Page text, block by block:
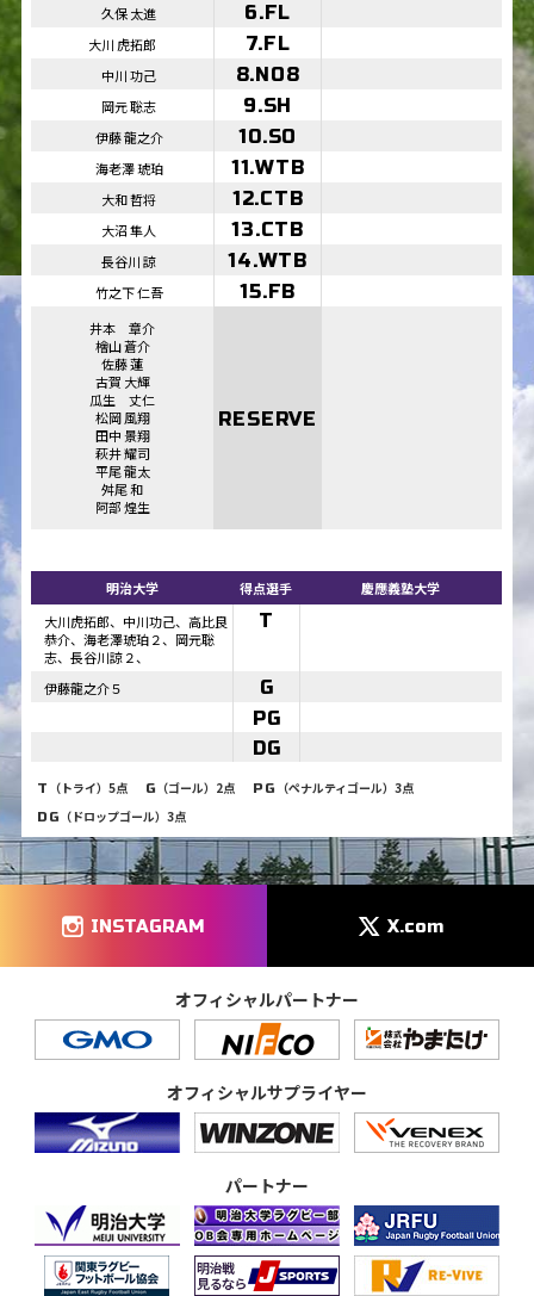
久保 太進 6.FL
大川 虎拓郎 7.FL
中川 功己 8.NO8
岡元 聡志 9.SH
伊藤 龍之介 10.SO
海老澤 琥珀 11.WTB
大和 哲将 12.CTB
大沼 隼人 13.CTB
長谷川 諒 14.WTB
竹之下 仁吾 15.FB
井本 章介
檜山 蒼介
佐藤 蓮
古賀 大輝
瓜生 丈仁
松岡 風翔
田中 景翔
萩井 耀司
平尾 龍太
舛尾 和
阿部 煌生
RESERVE
明治大学 得点選手
慶應義塾大学
大川虎拓郎、中川功己、高比良
恭介、海老澤琥珀２、岡元聡
志、長谷川諒２、
T
伊藤龍之介５
G
PG
DG
T （トライ）5点 G （ゴール）2点 PG （ペナルティゴール）3点
DG （ドロップゴール）3点
INSTAGRAM X.com
オフィシャルパートナー
オフィシャルサプライヤー
パートナー